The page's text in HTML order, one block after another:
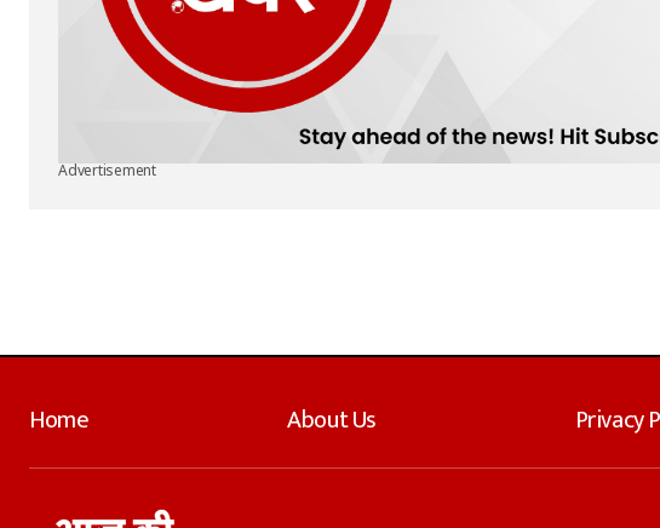
Advertisement
Home About Us Privacy